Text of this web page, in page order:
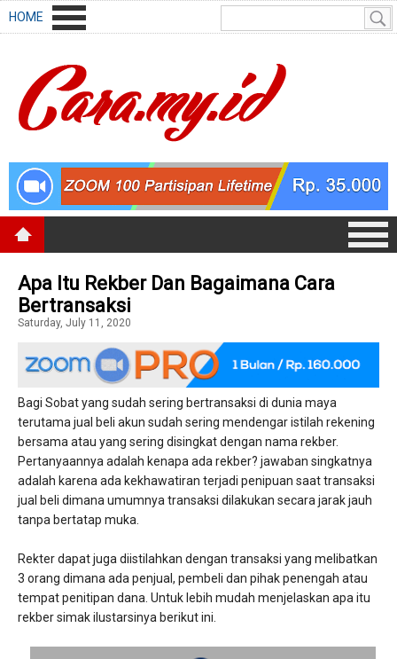
HOME
Apa Itu Rekber Dan Bagaimana Cara
Bertransaksi
Saturday, July 11, 2020
Bagi Sobat yang sudah sering bertransaksi di dunia maya
terutama jual beli akun sudah sering mendengar istilah rekening
bersama atau yang sering disingkat dengan nama rekber.
Pertanyaannya adalah kenapa ada rekber? jawaban singkatnya
adalah karena ada kekhawatiran terjadi penipuan saat transaksi
jual beli dimana umumnya transaksi dilakukan secara jarak jauh
tanpa bertatap muka.
Rekter dapat juga diistilahkan dengan transaksi yang melibatkan
3 orang dimana ada penjual, pembeli dan pihak penengah atau
tempat penitipan dana. Untuk lebih mudah menjelaskan apa itu
rekber simak ilustarsinya berikut ini.